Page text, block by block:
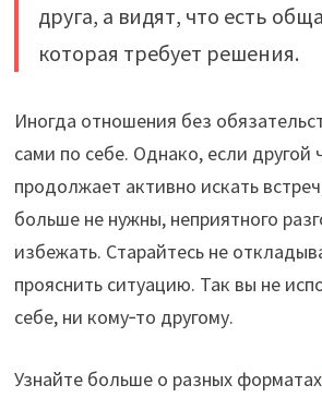
друга, а видят, что есть
которая требует решения.
Иногда отношения без
сами по себе. Однако, если другой
продолжает активно искать
больше не нужны, неприятного
избежать. Старайтесь не
прояснить ситуацию. Так вы не
себе, ни кому‑то другому.
Узнайте больше о разных форматах